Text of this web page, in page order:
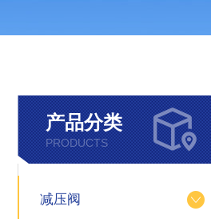
产品分类
PRODUCTS
减压阀